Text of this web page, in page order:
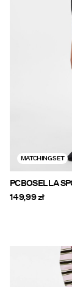
MATCHING SET
149,99 zł